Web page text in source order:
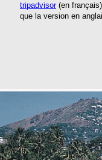
tripadvisor(en
que la version en